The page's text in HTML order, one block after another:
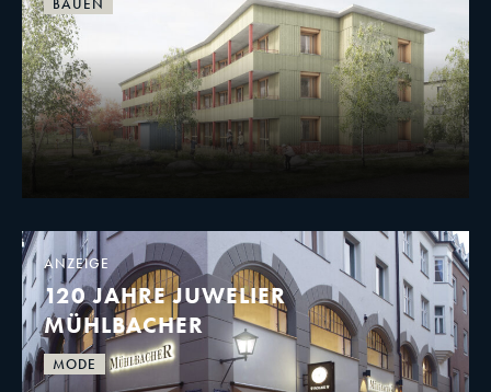
BAUEN
ANZEIGE
120 JAHRE JUWELIER
MÜHLBACHER
MODE